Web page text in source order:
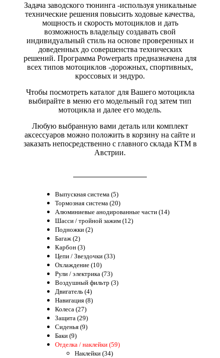
Задача заводского тюнинга -используя уникальные
технические решения повысить ходовые качества,
мощность и скорость мотоциклов и дать
возможность владельцу создавать свой
индивидуальный стиль на основе проверенных и
доведенных до совершенства технических
решений. Программа Powerparts предназначена для
всех типов мотоциклов -дорожных, спортивных,
кроссовых и эндуро.
Чтобы посмотреть каталог для Вашего мотоцикла
выбирайте в меню его модельный год затем тип
мотоцикла и далее его модель.
Любую выбранную вами деталь или комплект
аксессуаров можно положить в корзину на сайте и
заказать непосредственно с главного склада КТМ в
Австрии.
Выпускная система (5)
Тормозная система (20)
Алюминиевые анодированные части (14)
Шасси / тройной зажим (12)
Подножки (2)
Багаж (2)
Карбон (3)
Цепи / Звездочки (33)
Охлаждение (10)
Рули / электрика (73)
Воздушный фильтр (3)
Двигатель (4)
Навигация (8)
Колеса (27)
Защита (29)
Сиденья (9)
Баки (9)
Отделка / наклейки (59)
Наклейки (34)